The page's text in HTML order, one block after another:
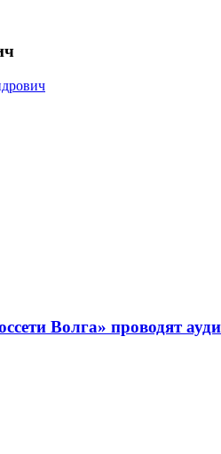
Волга» проводят